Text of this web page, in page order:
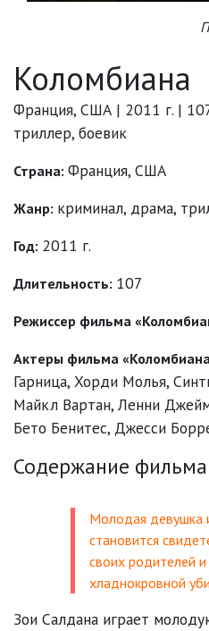
Коломбиана
Франция, США | 2011 г. |
триллер, боевик
Страна: Франция, США
Жанр: криминал, драма,
Год: 2011 г.
Длительность: 107
Режиссер фильма
Актеры фильма
Гарница, Хорди Молья,
Майкл Вартан, Ленни
Бето Бенитес, Джесси
Содержание
Молодая девушка
становится
своих родителей
хладнокровной
Зои Салдана играет